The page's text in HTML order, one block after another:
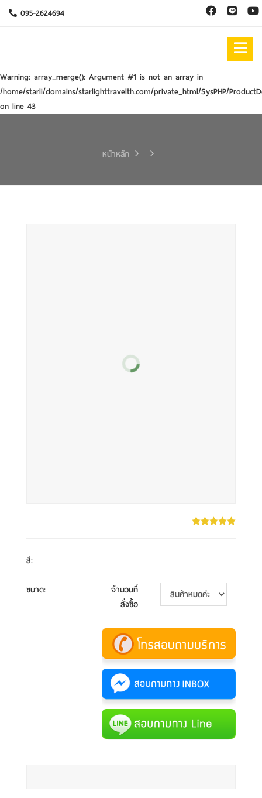
095-2624694
Warning: array_merge(): Argument #1 is not an array in
/home/starli/domains/starlighttravelth.com/private_html/SysPHP/
on line 43
หน้าหลัก
สี:
ขนาด:
จำนวนที่
สั่งซื้อ